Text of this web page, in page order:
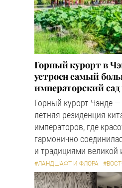
Горный курорт в
устроен самый
императорский
Горный курорт Чэнде
летняя резиденция
императоров, где
гармонично
и традициями великой
#ЛАНДШАФТ И ФЛОРА